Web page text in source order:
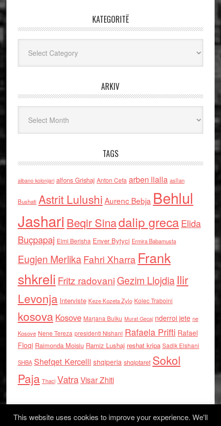
KATEGORITË
ARKIV
TAGS
albano kolonjari alfons Grishaj Anton Cefa arben llalla asllan
Bushati Astrit Lulushi Aurenc Bebja Behlul
Jashari Beqir Sinadalip grecaElida
Buçpapaj Elmi Berisha Enver Bytyci Ermira Babamusta
Eugjen MerlikaFahri Xharra Frank
shkreli Fritz radovaniGezim Llojdia Ilir
Levonja Interviste Keze Kozeta Zylo Kolec Traboini
kosova Kosove Marjana Bulku Murat Gecaj nderroi jete ne
Kosove Nene Tereza presidenti Nishani Rafaela Prifti Rafael
Floqi Raimonda Moisiu Ramiz Lushaj reshat kripa Sadik Elshani
SHBA Shefqet Kercelli shqiperia shqiptaret Sokol
Paja Thaci VatraVisar Zhiti
This website uses cookies to improve your experience. We'll